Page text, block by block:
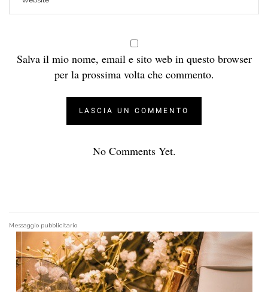
Salva il mio nome, email e sito web in questo browser
per la prossima volta che commento.
No Comments Yet.
Messaggio pubblicitario